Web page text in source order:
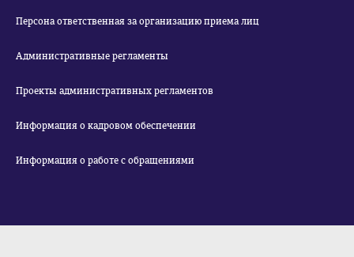
Персона ответственная за организацию приема лиц
Административные регламенты
Проекты административных регламентов
Информация о кадровом обеспечении
Информация о работе с обращениями